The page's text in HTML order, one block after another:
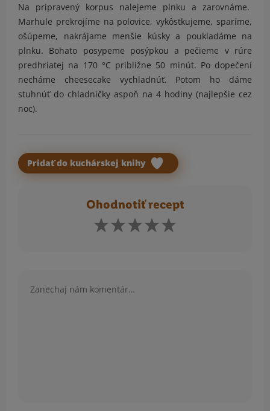
Na pripravený korpus nalejeme plnku a zarovnáme.
Marhule prekrojíme na polovice, vykôstkujeme, sparíme,
ošúpeme, nakrájame menšie kúsky a poukladáme na
plnku. Bohato posypeme posýpkou a pečieme v rúre
predhriatej na 170 °C približne 50 minút. Po dopečení
necháme cheesecake vychladnúť. Potom ho dáme
stuhnúť do chladničky aspoň na 4 hodiny (najlepšie cez
noc).
Pridať do kuchárskej knihy
Ohodnotiť recept